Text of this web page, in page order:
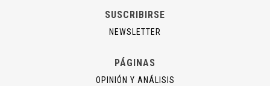
SUSCRIBIRSE
NEWSLETTER
PÁGINAS
OPINIÓN Y ANÁLISIS